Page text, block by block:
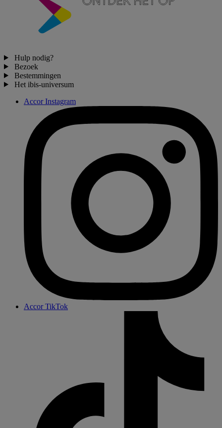
Hulp nodig?
Bezoek
Bestemmingen
Het ibis-universum
Accor Instagram
Accor TikTok